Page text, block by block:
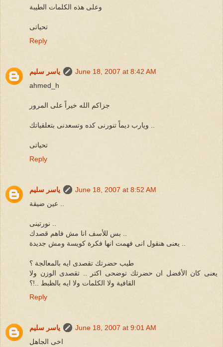
وعلى هذه الكلمات الطيبة
تحياتى
Reply
ياسر سليم
June 18, 2007 at 8:42 AM
ahmed_h
جزاكم الله خيراً على المرور
تحياتى
Reply
ياسر سليم
June 18, 2007 at 8:52 AM
طيب حضرتك تقصدى ايه بالمعالجة ؟
يعنى كان الأفضل ان حضرتك توضحى اكتر .. تقصدى الوزن ولا
القافية ولا الكلمات ولا ايه بالظبط ..!؟
Reply
ياسر سليم
June 18, 2007 at 9:01 AM
اخى الجاهل